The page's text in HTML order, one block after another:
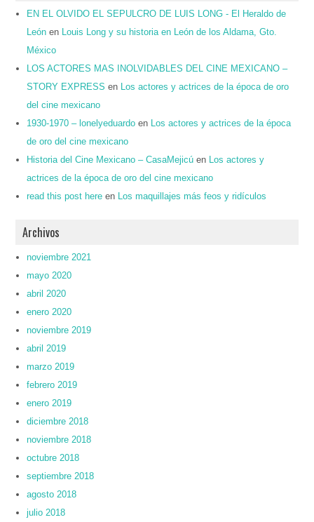
EN EL OLVIDO EL SEPULCRO DE LUIS LONG - El Heraldo de
León en
Louis Long y su historia en León de los Aldama, Gto.
México
LOS ACTORES MAS INOLVIDABLES DEL CINE MEXICANO –
STORY EXPRESS en
Los actores y actrices de la época de oro
del cine mexicano
1930-1970 – lonelyeduardo en
Los actores y actrices de la época
de oro del cine mexicano
Historia del Cine Mexicano – CasaMejicú en
Los actores y
actrices de la época de oro del cine mexicano
read this post here en Los maquillajes más feos y ridículos
Archivos
noviembre 2021
mayo 2020
abril 2020
enero 2020
noviembre 2019
abril 2019
marzo 2019
febrero 2019
enero 2019
diciembre 2018
noviembre 2018
octubre 2018
septiembre 2018
agosto 2018
julio 2018